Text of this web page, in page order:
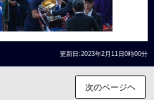
更新日:2023年2月11日0時00分
次のページヘ